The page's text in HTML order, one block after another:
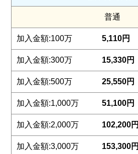
普通
5,110円
15,330円
25,550円
51,100円
102,200円
153,300円